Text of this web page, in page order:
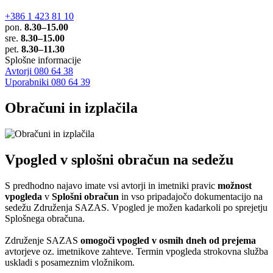
+386 1 423 81 10
pon. 8.30–15.00
sre. 8.30–15.00
pet. 8.30–11.30
Splošne informacije
Avtorji 080 64 38
Uporabniki 080 64 39
Obračuni in izplačila
Vpogled v splošni obračun na sedežu
S predhodno najavo imate vsi avtorji in imetniki pravic možnost
vpogleda v Splošni obračun in vso pripadajočo dokumentacijo na
sedežu Združenja SAZAS. Vpogled je možen kadarkoli po sprejetju
Splošnega obračuna.
Združenje SAZAS omogoči vpogled v osmih dneh od prejema
avtorjeve oz. imetnikove zahteve. Termin vpogleda strokovna služba
uskladi s posameznim vložnikom.